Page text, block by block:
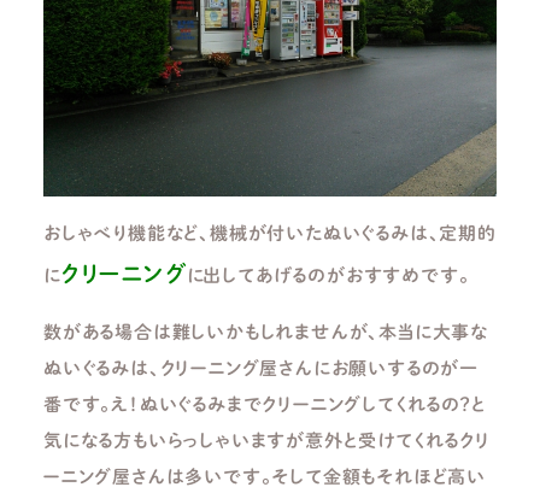
おしゃべり機能など、機械が付いたぬいぐるみは、定期的
にクリーニングに出してあげるのがおすすめです。
数がある場合は難しいかもしれませんが、本当に大事な
ぬいぐるみは、クリーニング屋さんにお願いするのが一
番です。え！ぬいぐるみまでクリーニングしてくれるの？と
気になる方もいらっしゃいますが意外と受けてくれるクリ
ーニング屋さんは多いです。そして金額もそれほど高い